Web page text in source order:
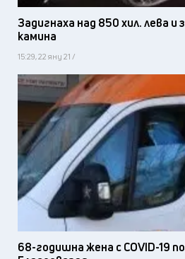
Задигнаха над 850 хил. лева
камина
15:29, 22 яну 21 /
68-годишна жена с COVID-19